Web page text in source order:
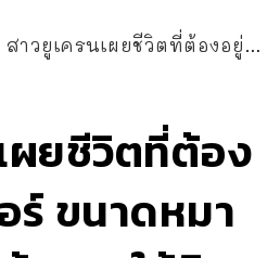
สาวยูเครนเผยชีวิตที่ต้องอยู่ในบังเกอร์ ขนาดหมายังงงทำไมต้องลงใต้ดิน บนดินไม่เหลืออะไรเลย
ผยชีวิตที่ต้อง
ร์ ขนาดหมา